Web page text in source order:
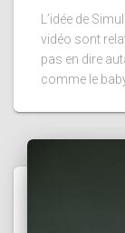
L’idée de
vidéo sont
pas en dire
comme le